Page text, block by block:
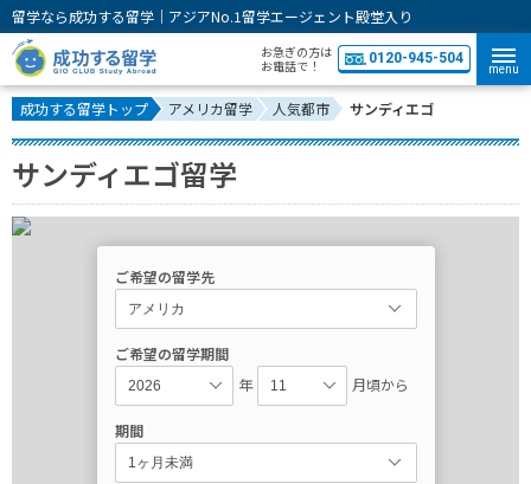
留学なら成功する留学｜アジアNo.1留学エージェント殿堂入り
お急ぎの方は
お電話で！
0120-945-504
menu
成功する留学トップ アメリカ留学 人気都市 サンディエゴ
サンディエゴ留学
ご希望の留学先
ご希望の留学期間
年
月頃から
期間